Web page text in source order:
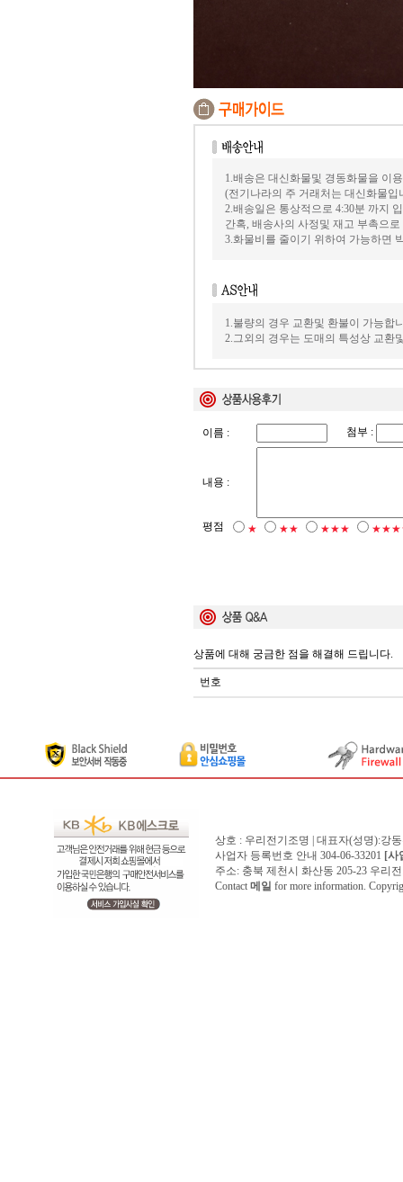
1.배송은 대신화물및 경동화물을 이
(전기나라의 주 거래처는 대신화물입
2.배송일은 통상적으로 4:30분 까지
간혹, 배송사의 사정및 재고 부촉으
3.화물비를 줄이기 위하여 가능하면
1.불량의 경우 교환및 환불이 가능합
2.그외의 경우는 도매의 특성상 교환
이름 : 첨부 :
내용 :
평점 ★ ★★ ★★★
상품에 대해 궁금한 점을 해결해 드립니다.
번호
상호 : 우리전기조명 | 대표자(성명):강
사업자 등록번호 안내 304-06-33201 [사
주소: 충북 제천시 화산동 205-23 우리
Contact 메일 for more information.